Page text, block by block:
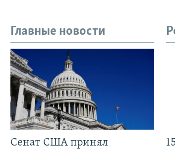
Главные новости
Сенат США принял